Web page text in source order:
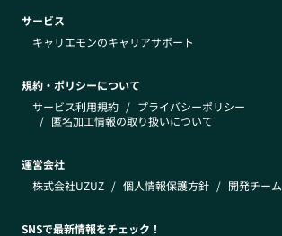
サービス
キャリエモンのキャリアサポート
規約・ポリシーについて
サービス利用規約 / プライバシーポリシー
/ 匿名加工情報の取り扱いについて
運営会社
株式会社UZUZ / 個人情報保護方針 / 開発チーム
SNSで最新情報をチェック！